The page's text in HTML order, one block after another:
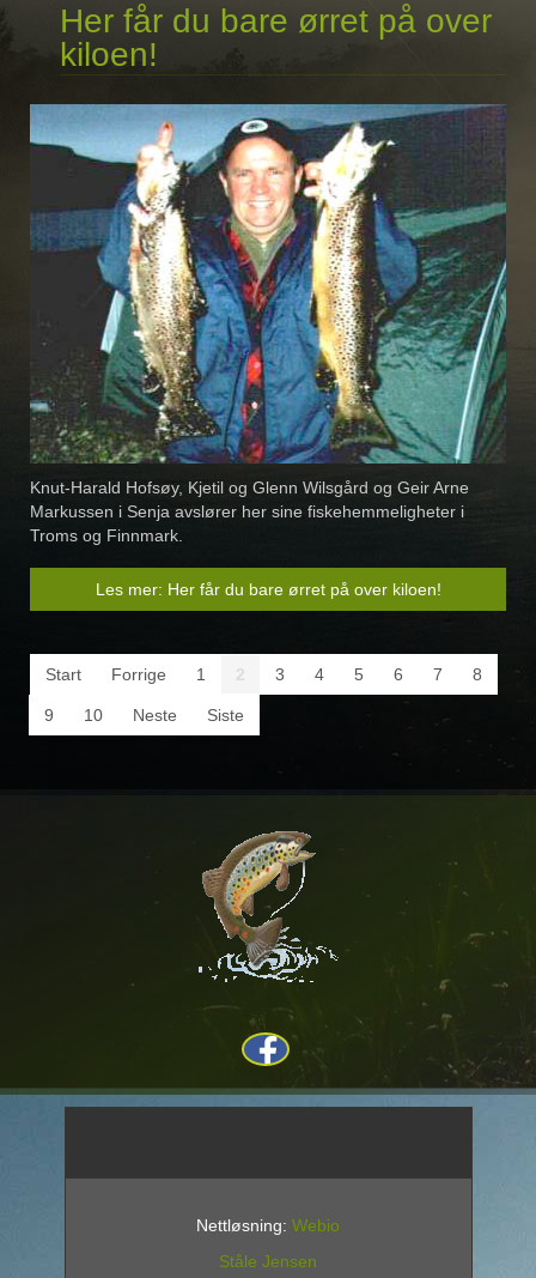
Her får du bare ørret på over
kiloen!
Knut-Harald Hofsøy, Kjetil og Glenn Wilsgård og Geir Arne
Markussen i Senja avslører her sine fiskehemmeligheter i
Troms og Finnmark.
Les mer: Her får du bare ørret på over kiloen!
Start Forrige 1 2 3 4 5 6 7 8
9 10 Neste Siste
Nettløsning: Webio
Ståle Jensen